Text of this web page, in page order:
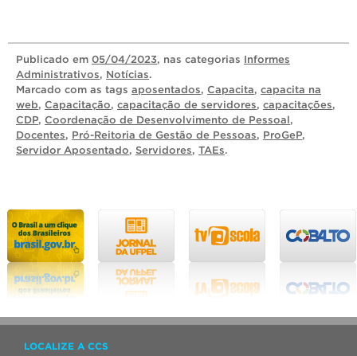
Publicado em 05/04/2023, nas categorias Informes
Administrativos, Notícias.
Marcado com as tags aposentados, Capacita, capacita na
web, Capacitação, capacitação de servidores, capacitações,
CDP, Coordenação de Desenvolvimento de Pessoal,
Docentes, Pró-Reitoria de Gestão de Pessoas, ProGeP,
Servidor Aposentado, Servidores, TAEs.
LOCALIZE A CCS